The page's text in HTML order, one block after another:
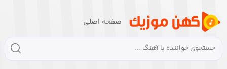
صفحه اصلی